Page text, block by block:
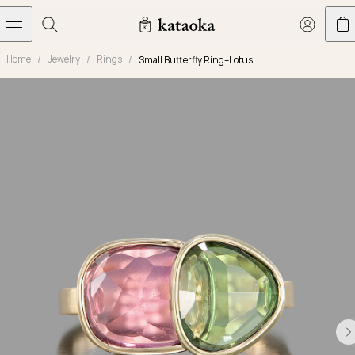
メインコンテンツへスキップ
Necklaces
Earrings
Bracelets
September Eight
Herbarium
Calyx
Bottles & Pitchers
Glasses
Plates
Journal
Chronicles
Common Questions
Resizing & Repairs
Home Jewelry Rings Small Butterfly Ring–Lotus